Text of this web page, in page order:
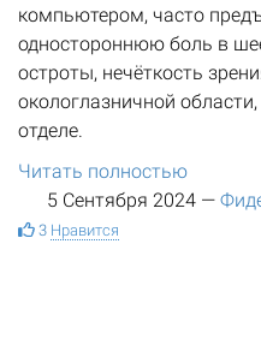
компьютером, часто
одностороннюю боль в
остроты, нечёткость
окологлазничной
отделе.
Читать полностью
5 Сентября 2024 —
3 Нравится